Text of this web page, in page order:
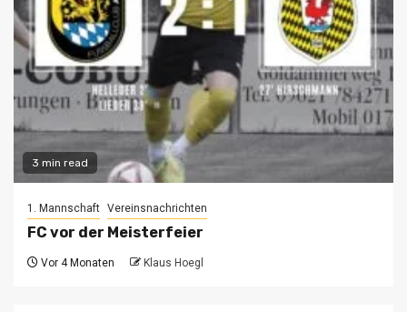
3 min read
1. Mannschaft Vereinsnachrichten
FC vor der Meisterfeier
Vor 4 Monaten Klaus Hoegl